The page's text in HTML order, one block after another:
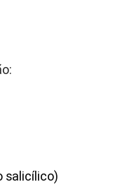
salicílico)